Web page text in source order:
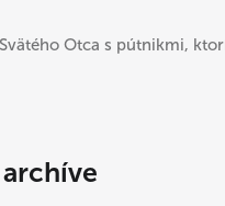
Otca s pútnikmi,